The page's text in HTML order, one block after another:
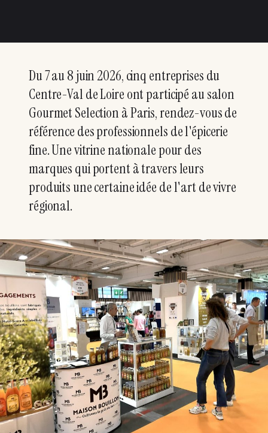
Du 7 au 8 juin 2026, cinq entreprises du
Centre-Val de Loire ont participé au salon
Gourmet Selection à Paris, rendez-vous de
référence des professionnels de l'épicerie
fine. Une vitrine nationale pour des
marques qui portent à travers leurs
produits une certaine idée de l'art de vivre
régional.